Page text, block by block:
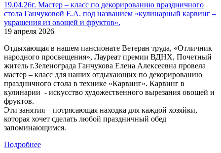
19.04.26г. Мастер – класс по декорированию праздничного
стола Ганчуковой Е.А. под названием «кулинарный карвинг –
украшения из овощей и фруктов».
19 апреля 2026
Отдыхающая в нашем пансионате Ветеран труда, «Отличник
народного просвещения», Лауреат премии ВДНХ, Почетный
житель г.Зеленограда Ганчукова Елена Алексеевна провела
мастер – класс для наших отдыхающих по декорированию
праздничного стола в технике «Карвинг». Карвинг в
кулинарии - искусство художественного вырезания овощей и
фруктов.
Эти занятия – потрясающая находка для каждой хозяйки,
которая хочет сделать любой праздничный обед
запоминающимся.
Подробнее